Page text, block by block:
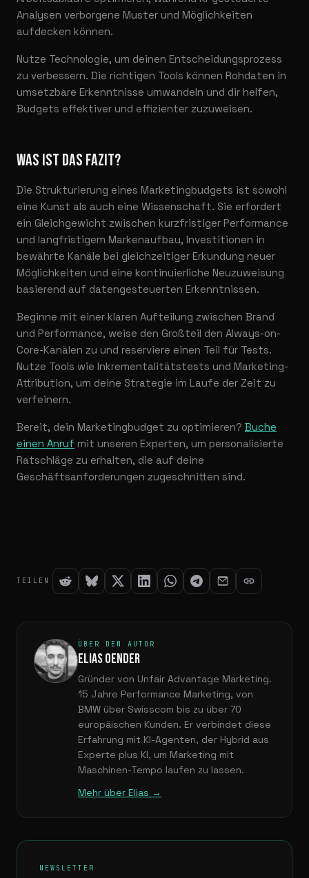
Analysen verborgene Muster und Möglichkeiten
aufdecken können.
Nutze Technologie, um deinen Entscheidungsprozess
zu verbessern. Die richtigen Tools können Rohdaten in
umsetzbare Erkenntnisse umwandeln und dir helfen,
Budgets effektiver und effizienter zuzuweisen.
WAS IST DAS FAZIT?
Die Strukturierung eines Marketingbudgets ist sowohl
eine Kunst als auch eine Wissenschaft. Sie erfordert
ein Gleichgewicht zwischen kurzfristiger Performance
und langfristigem Markenaufbau, Investitionen in
bewährte Kanäle bei gleichzeitiger Erkundung neuer
Möglichkeiten und eine kontinuierliche Neuzuweisung
basierend auf datengesteuerten Erkenntnissen.
Beginne mit einer klaren Aufteilung zwischen Brand
und Performance, weise den Großteil den Always-on-
Core-Kanälen zu und reserviere einen Teil für Tests.
Nutze Tools wie Inkrementalitätstests und Marketing-
Attribution, um deine Strategie im Laufe der Zeit zu
verfeinern.
Bereit, dein Marketingbudget zu optimieren? Buche
einen Anruf mit unseren Experten, um personalisierte
Ratschläge zu erhalten, die auf deine
Geschäftsanforderungen zugeschnitten sind.
TEILEN
ÜBER DEN AUTOR
ELIAS OENDER
Gründer von Unfair Advantage Marketing.
15 Jahre Performance Marketing, von
BMW über Swisscom bis zu über 70
europäischen Kunden. Er verbindet diese
Erfahrung mit KI-Agenten, der Hybrid aus
Experte plus KI, um Marketing mit
Maschinen-Tempo laufen zu lassen.
Mehr über Elias →
NEWSLETTER